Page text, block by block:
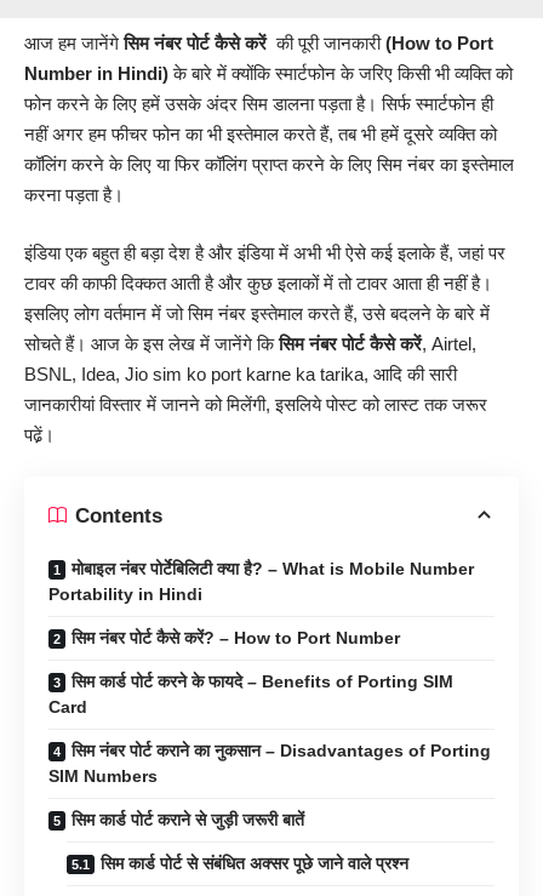
आज हम जानेंगेसिम नंबर पोर्ट कैसे करें की पूरी जानकारी(How to Port
Number in Hindi)के बारे में क्योंकि स्मार्टफोन के जरिए किसी भी व्यक्ति को
फोन करने के लिए हमें उसके अंदर सिम डालना पड़ता है। सिर्फ स्मार्टफोन ही
नहीं अगर हम फीचर फोन का भी इस्तेमाल करते हैं, तब भी हमें दूसरे व्यक्ति को
कॉलिंग करने के लिए या फिर कॉलिंग प्राप्त करने के लिए सिम नंबर का इस्तेमाल
करना पड़ता है।
इंडिया एक बहुत ही बड़ा देश है और इंडिया में अभी भी ऐसे कई इलाके हैं, जहां पर
टावर की काफी दिक्कत आती है और कुछ इलाकों में तो टावर आता ही नहीं है।
इसलिए लोग वर्तमान में जो सिम नंबर इस्तेमाल करते हैं, उसे बदलने के बारे में
सोचते हैं। आज के इस लेख में जानेंगे किसिम नंबर पोर्ट कैसे करें, Airtel,
BSNL, Idea, Jio sim ko port karne ka tarika, आदि की सारी
जानकारीयां विस्तार में जानने को मिलेंगी, इसलिये पोस्ट को लास्ट तक जरूर
पढे़ं।
Contents
मोबाइल नंबर पोर्टेबिलिटी क्या है? – What is Mobile Number
Portability in Hindi
सिम नंबर पोर्ट कैसे करें? – How to Port Number
सिम कार्ड पोर्ट करने के फायदे – Benefits of Porting SIM
Card
सिम नंबर पोर्ट कराने का नुकसान – Disadvantages of Porting
SIM Numbers
सिम कार्ड पोर्ट कराने से जुड़ी जरूरी बातें
सिम कार्ड पोर्ट से संबंधित अक्सर पूछे जाने वाले प्रश्न